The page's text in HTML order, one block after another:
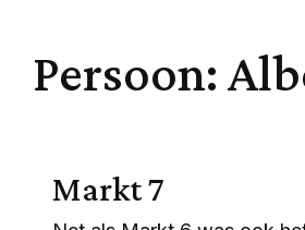
Persoon:
Markt 7